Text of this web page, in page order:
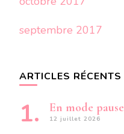
septembre 2017
ARTICLES RÉCENTS
En mode pause
12 juillet 2026